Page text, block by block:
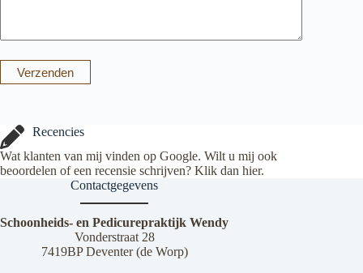
Verzenden
Recencies
Wat klanten van mij vinden op Google. Wilt u mij ook
beoordelen of een recensie schrijven? Klik dan hier.
Contactgegevens
Schoonheids- en Pedicurepraktijk Wendy
Vonderstraat 28
7419BP Deventer (de Worp)